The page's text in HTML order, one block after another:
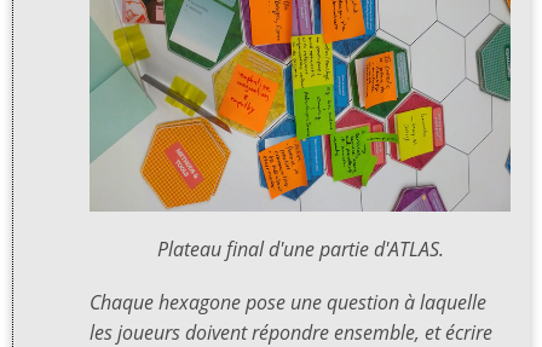
Plateau final d'une partie d'ATLAS.
Chaque hexagone pose une question à laquelle
les joueurs doivent répondre ensemble, et écrire